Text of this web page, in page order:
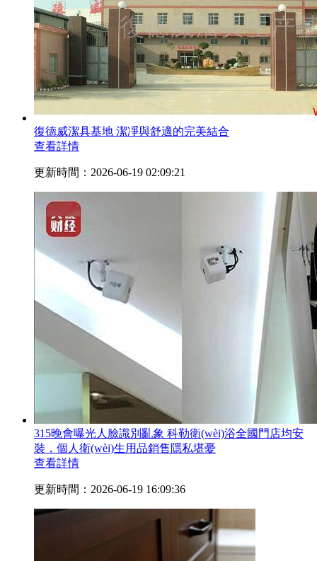
復德威潔具基地 潔凈與舒適的完美結合
查看詳情
更新時間：2026-06-19 02:09:21
315晚會曝光人臉識別亂象 科勒衛(wèi)浴全國門店均安
裝，個人衛(wèi)生用品銷售隱私堪憂
查看詳情
更新時間：2026-06-19 16:09:36